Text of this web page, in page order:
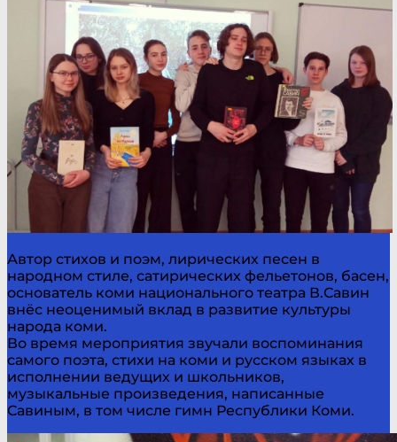
Автор стихов и поэм, лирических песен в
народном стиле, сатирических фельетонов, басен,
основатель коми национального театра В.Савин
внёс неоценимый вклад в развитие культуры
народа коми.
Во время мероприятия звучали воспоминания
самого поэта, стихи на коми и русском языках в
исполнении ведущих и школьников,
музыкальные произведения, написанные
Савиным, в том числе гимн Республики Коми.